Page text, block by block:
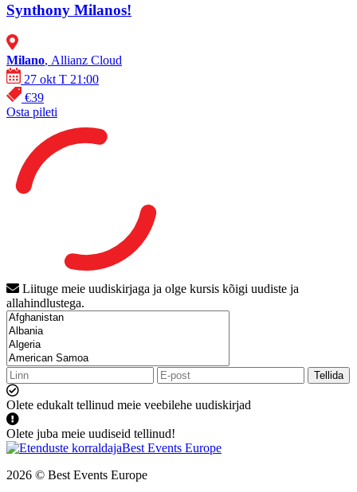
Synthony Milanos!
Milano, Allianz Cloud
27 okt T 21:00
€39
Osta pileti
Liituge meie uudiskirjaga ja olge kursis kõigi uudiste ja
allahindlustega.
Tellida
Olete edukalt tellinud meie veebilehe uudiskirjad
Olete juba meie uudiseid tellinud!
2026 © Best Events Europe